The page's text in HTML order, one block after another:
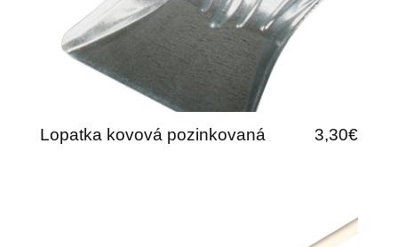
Lopatka kovová pozinkovaná 3,30€